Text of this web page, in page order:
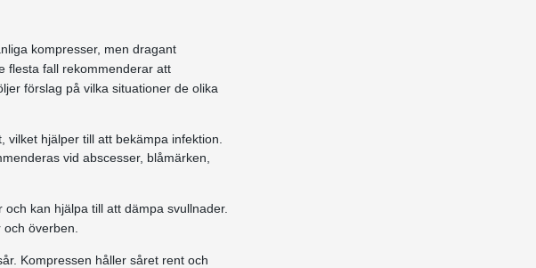
kompresser, men dragant
flesta fall rekommenderar att
förslag på vilka situationer de olika
hjälper till att bekämpa infektion.
vid abscesser, blåmärken,
kan hjälpa till att dämpa svullnader.
överben.
Kompressen håller såret rent och